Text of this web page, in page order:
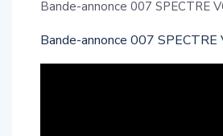
Bande-annonce 007 SPECTRE
Bande-annonce 007 SPECTRE